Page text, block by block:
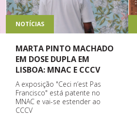
NOTÍCIAS
MARTA PINTO MACHADO
EM DOSE DUPLA EM
LISBOA: MNAC E CCCV
A exposição "Ceci n’est Pas
Francisco" está patente no
MNAC e vai-se estender ao
CCCV